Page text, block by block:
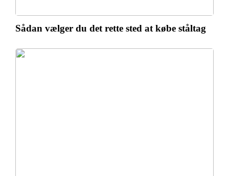
Sådan vælger du det rette sted at købe ståltag